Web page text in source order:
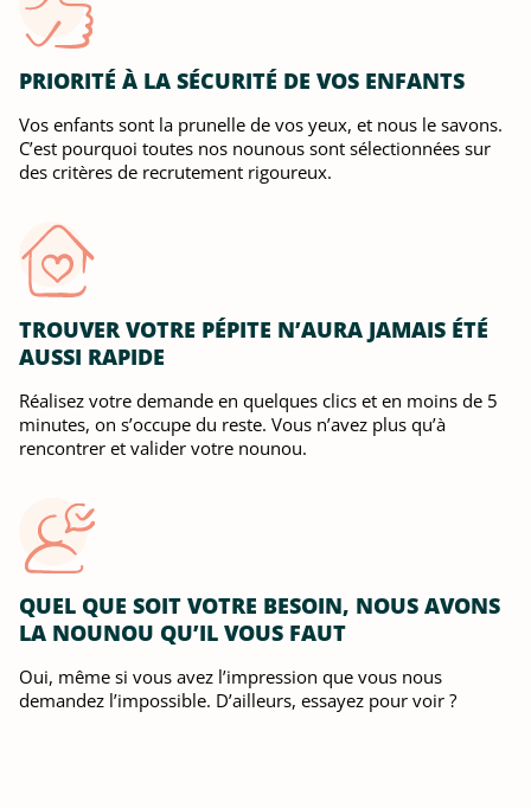
PRIORITÉ À LA SÉCURITÉ DE VOS ENFANTS
Vos enfants sont la prunelle de vos yeux, et nous le savons.
C’est pourquoi toutes nos nounous sont sélectionnées sur
des critères de recrutement rigoureux.
TROUVER VOTRE PÉPITE N’AURA JAMAIS ÉTÉ
AUSSI RAPIDE
Réalisez votre demande en quelques clics et en moins de 5
minutes, on s’occupe du reste. Vous n’avez plus qu’à
rencontrer et valider votre nounou.
QUEL QUE SOIT VOTRE BESOIN, NOUS AVONS
LA NOUNOU QU’IL VOUS FAUT
Oui, même si vous avez l’impression que vous nous
demandez l’impossible. D’ailleurs, essayez pour voir ?